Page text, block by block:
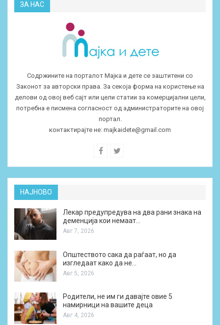
ЗА НАС
Содржините на порталот Мајка и дете се заштитени со
Законот за авторски права. За секоја форма на користење на
делови од овој веб сајт или цели статии за комерцијални цели,
потребна е писмена согласност од администраторите на овој
портал.
контактирајте не: majkaidete@gmail.com
НАЈНОВО
Лекар предупредува на два рани знака на
деменција кои немаат…
Авг 7, 2026
Општеството сака да раѓаат, но да
изгледаат како да не…
Авг 5, 2026
Родители, не им ги давајте овие 5
намирници на вашите деца
Авг 4, 2026